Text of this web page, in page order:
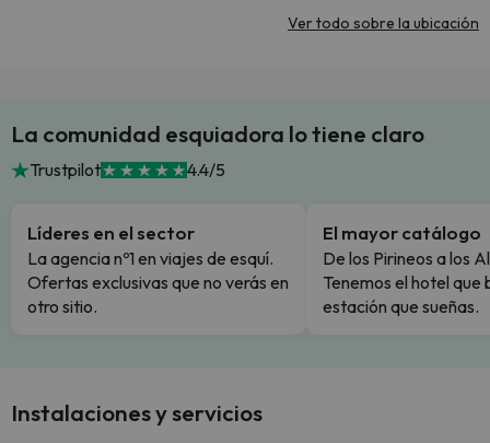
Ver todo sobre la ubicación
La comunidad esquiadora lo tiene claro
Trustpilot 4.4/5
Líderes en el sector
La agencia nº1 en viajes de esquí.
Ofertas exclusivas que no verás en
otro sitio.
El mayor catálogo
De los Pirineos a los
Tenemos el hotel que
estación que sueñas.
Instalaciones y servicios